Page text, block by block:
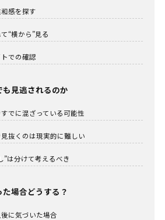
感を探す
“横から”見る
での確認
見逃されるのか
でに混ざっている可能性
抜くのは現実的に難しい
”は分けて考えるべき
場合どうする？
に気づいた場合